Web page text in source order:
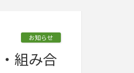
お知らせ
組み合